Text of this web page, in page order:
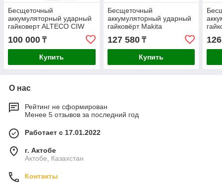
Бесщеточный
аккумуляторный ударный
гайковерт ALTECO CIW
20-1200 Li BL Solo (без
АКБ И ЗУ)
100 000 ₸
Купить
Бесщеточный
аккумуляторный ударный
гайковёрт Makita
127 580₸
Купить
О нас
Рейтинг не сформирован
Менее 5 отзывов за последний год
Работает с 17.01.2022
г. Актобе
Актобе, Казахстан
Контакты